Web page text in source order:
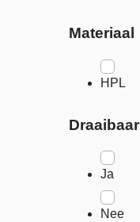
Materiaal
HPL
Draaibaar
Ja
Nee